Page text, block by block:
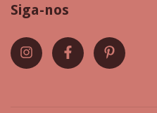
Siga-nos